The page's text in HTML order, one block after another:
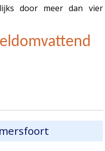
door meer dan vier